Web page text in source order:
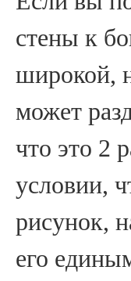
стены к
широкой,
может
что это 2
условии,
рисунок,
его